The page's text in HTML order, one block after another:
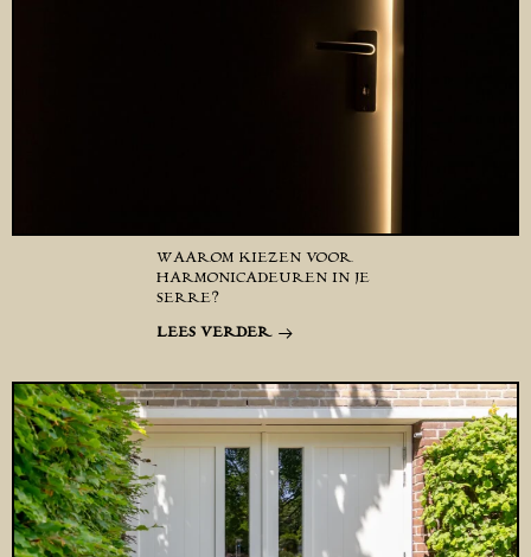
WAAROM KIEZEN VOOR
HARMONICADEUREN IN JE
SERRE?
LEES VERDER